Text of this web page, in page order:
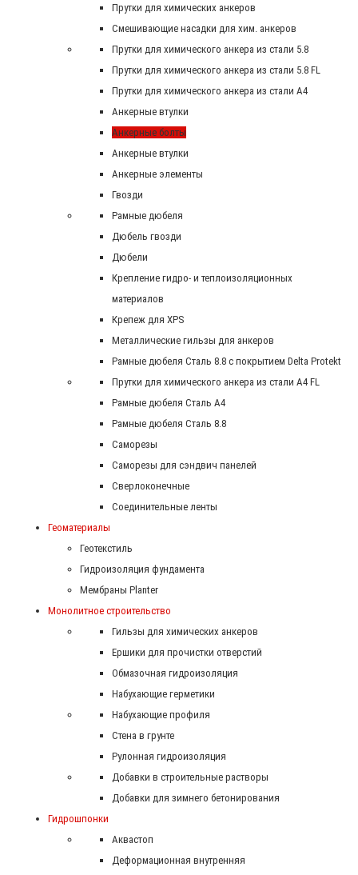
Прутки для химических анкеров
Смешивающие насадки для хим. анкеров
Прутки для химического анкера из стали 5.8
Прутки для химического анкера из стали 5.8 FL
Прутки для химического анкера из стали А4
Анкерные втулки
Анкерные болты
Анкерные втулки
Анкерные элементы
Гвозди
Рамные дюбеля
Дюбель гвозди
Дюбели
Крепление гидро- и теплоизоляционных
материалов
Крепеж для XPS
Металлические гильзы для анкеров
Рамные дюбеля Сталь 8.8 с покрытием Delta Protekt
Прутки для химического анкера из стали А4 FL
Рамные дюбеля Сталь A4
Рамные дюбеля Сталь 8.8
Саморезы
Саморезы для сэндвич панелей
Сверлоконечные
Соединительные ленты
Геоматериалы
Геотекстиль
Гидроизоляция фундамента
Мембраны Planter
Монолитное строительство
Гильзы для химических анкеров
Ершики для прочистки отверстий
Обмазочная гидроизоляция
Набухающие герметики
Набухающие профиля
Стена в грунте
Рулонная гидроизоляция
Добавки в строительные растворы
Добавки для зимнего бетонирования
Гидрошпонки
Аквастоп
Деформационная внутренняя